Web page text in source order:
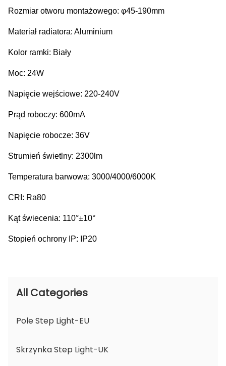
Rozmiar otworu montażowego: φ45-190mm
Materiał radiatora: Aluminium
Kolor ramki: Biały
Moc: 24W
Napięcie wejściowe: 220-240V
Prąd roboczy: 600mA
Napięcie robocze: 36V
Strumień świetlny: 2300lm
Temperatura barwowa: 3000/4000/6000K
CRI: Ra80
Kąt świecenia: 110°±10°
Stopień ochrony IP: IP20
All Categories
Pole Step Light-EU
Skrzynka Step Light-UK